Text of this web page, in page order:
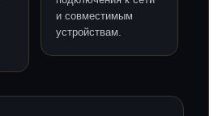
и совместимым
устройствам.